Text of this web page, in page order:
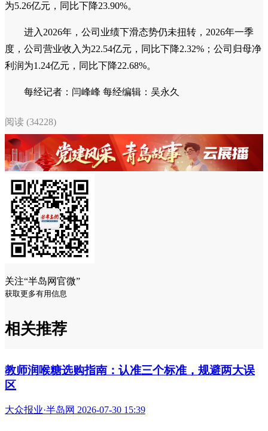
为5.26亿元，同比下降23.90%。
进入2026年，公司业绩下滑态势仍未扭转，2026年一季
度，公司营业收入为22.54亿元，同比下降2.32%；公司归母净
利润为1.24亿元，同比下降22.68%。
每经记者：闫峰峰 每经编辑：吴永久
阅读 (34228)
关注“半岛网官微”
获取更多有用信息
相关推荐
教师润喉糖选购指南：认准三个标准，规避两大误
区
大众报业·半岛网 2026-07-30 15:39